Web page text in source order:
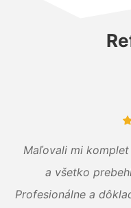
Maľovali mi
a všetko
Profesionálne a